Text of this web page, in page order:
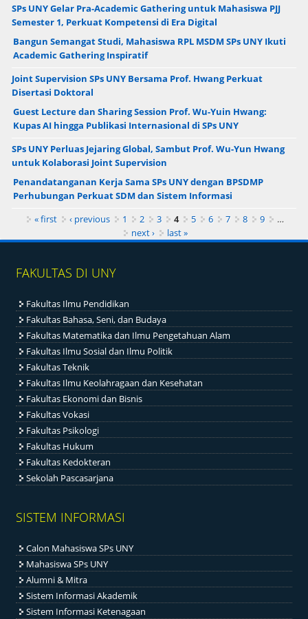
SPs UNY Gelar Pra-Academic Gathering untuk Mahasiswa PJJ
Semester 1, Perkuat Kompetensi di Era Digital
Bangun Semangat Studi, Mahasiswa RPL MSDM SPs UNY Ikuti
Academic Gathering Inspiratif
Joint Supervision SPs UNY Bersama Prof. Hwang Perkuat
Disertasi Doktoral
Guest Lecture dan Sharing Session Prof. Wu-Yuin Hwang:
Kupas AI hingga Publikasi Internasional di SPs UNY
SPs UNY Perluas Jejaring Global, Sambut Prof. Wu-Yun Hwang
untuk Kolaborasi Joint Supervision
Penandatanganan Kerja Sama SPs UNY dengan BPSDMP
Perhubungan Perkuat SDM dan Sistem Informasi
Pages« first ‹ previous 1 2 3 4 5 6 7 8 9
…
next ›
last »
FAKULTAS DI UNY
Fakultas Ilmu Pendidikan
Fakultas Bahasa, Seni, dan Budaya
Fakultas Matematika dan Ilmu Pengetahuan Alam
Fakultas Ilmu Sosial dan Ilmu Politik
Fakultas Teknik
Fakultas Ilmu Keolahragaan dan Kesehatan
Fakultas Ekonomi dan Bisnis
Fakultas Vokasi
Fakultas Psikologi
Fakultas Hukum
Fakultas Kedokteran
Sekolah Pascasarjana
SISTEM INFORMASI
Calon Mahasiswa SPs UNY
Mahasiswa SPs UNY
Alumni & Mitra
Sistem Informasi Akademik
Sistem Informasi Ketenagaan